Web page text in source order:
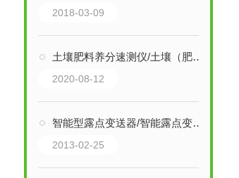
2018-03-09
土壤肥料养分速测仪/土壤（肥料）养分速测仪
2020-08-12
智能型露点变送器/智能露点变送器 型号：CT2-STD
2013-02-25